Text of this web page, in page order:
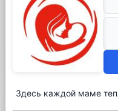
Здесь каждой маме